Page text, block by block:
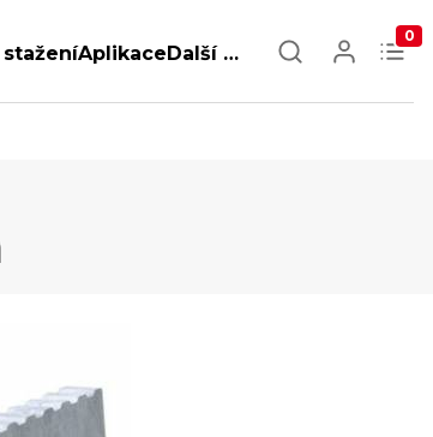
staženíAplikaceDalší …
0